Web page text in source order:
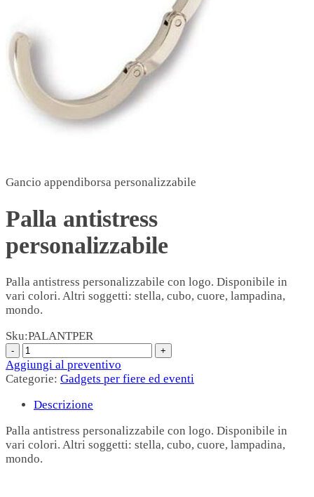
Gancio appendiborsa personalizzabile
Palla antistress
personalizzabile
Palla antistress personalizzabile con logo. Disponibile in
vari colori. Altri soggetti: stella, cubo, cuore, lampadina,
mondo.
Sku:PALANTPER
Aggiungi al preventivo
Categorie: Gadgets per fiere ed eventi
Descrizione
Palla antistress personalizzabile con logo. Disponibile in
vari colori. Altri soggetti: stella, cubo, cuore, lampadina,
mondo.